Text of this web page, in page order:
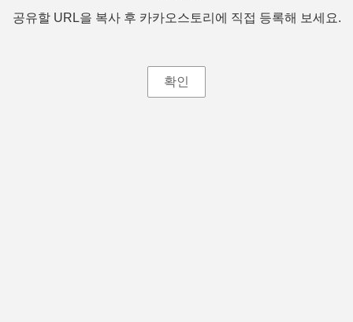
공유할 URL을 복사 후 카카오스토리에 직접 등록해 보세요.
확인